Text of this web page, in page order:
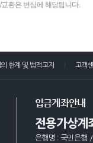
환은 변심에 해당됩니다.
한계 및 법적고지 고객
입금계좌안내
전용가상계
은행명 : 국민은행